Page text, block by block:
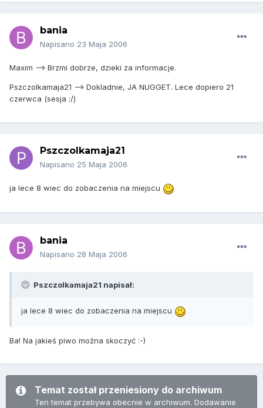
bania
Napisano 23 Maja 2006
Maxim --> Brzmi dobrze, dzieki za informacje.
Pszczolkamaja21 --> Dokladnie, JA NUGGET. Lece dopiero 21
czerwca (sesja :/)
Pszczolkamaja21
Napisano 25 Maja 2006
ja lece 8 wiec do zobaczenia na miejscu
bania
Napisano 28 Maja 2006
Pszczolkamaja21 napisał:
ja lece 8 wiec do zobaczenia na miejscu
Ba! Na jakieś piwo można skoczyć :-)
Temat został przeniesiony do archiwum
Ten temat przebywa obecnie w archiwum. Dodawanie